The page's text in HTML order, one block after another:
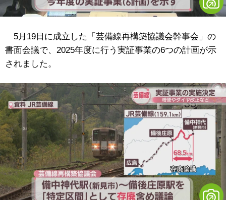
5月19日に成立した「芸備線再構築協議会幹事会」の
書面会議で、2025年度に行う実証事業の6つの計画が示
されました。